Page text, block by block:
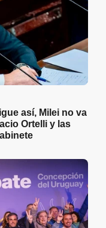
así, Milei no va
Ortelli y las